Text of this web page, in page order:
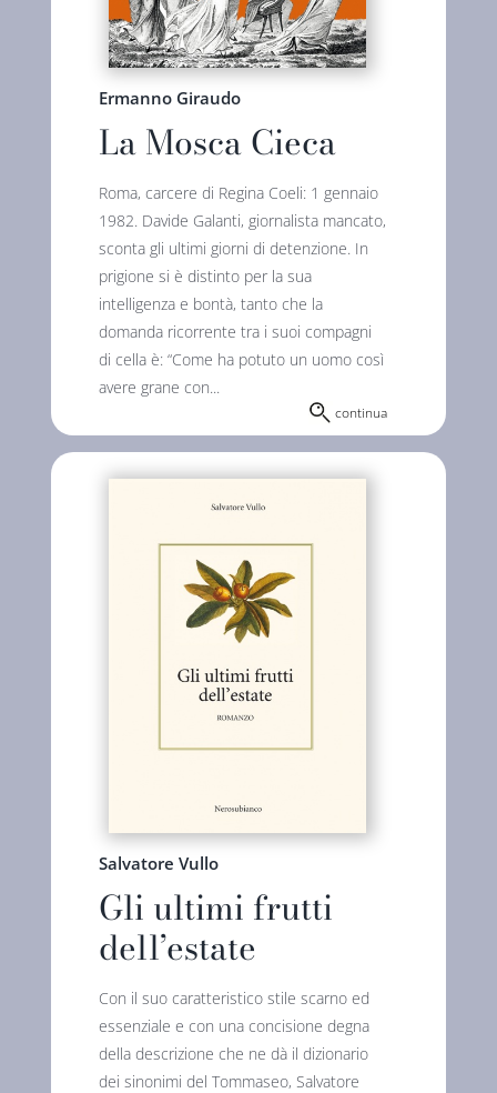
Ermanno Giraudo
La Mosca Cieca
Roma, carcere di Regina Coeli: 1 gennaio
1982. Davide Galanti, giornalista mancato,
sconta gli ultimi giorni di detenzione. In
prigione si è distinto per la sua
intelligenza e bontà, tanto che la
domanda ricorrente tra i suoi compagni
di cella è: “Come ha potuto un uomo così
avere grane con...
continua
Salvatore Vullo
Gli ultimi frutti
dell’estate
Con il suo caratteristico stile scarno ed
essenziale e con una concisione degna
della descrizione che ne dà il dizionario
dei sinonimi del Tommaseo, Salvatore